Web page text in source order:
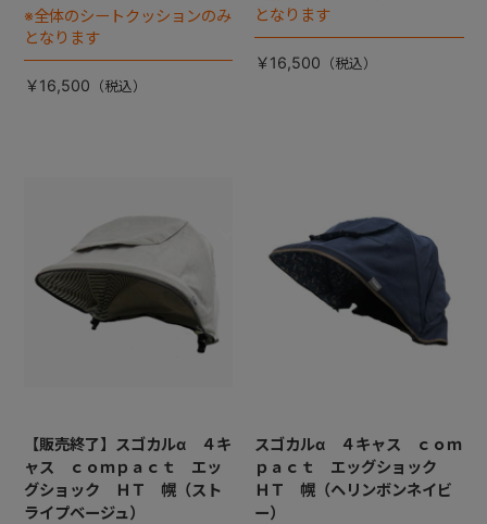
※全体のシートクッションのみ
となります
￥16,500
となります
￥16,500
【販売終了】スゴカルα ４キ
ャス ｃｏｍｐａｃｔ エッ
グショック ＨＴ 幌（スト
ライプベージュ）
スゴカルα ４キャス ｃｏｍ
ｐａｃｔ エッグショック
ＨＴ 幌（ヘリンボンネイビ
ー）